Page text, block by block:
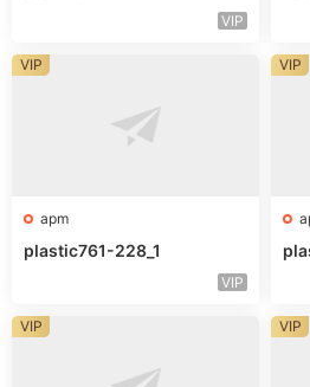
VIP
apm
plastic761-228_1
VIP
VIP VIP
VIP VIP